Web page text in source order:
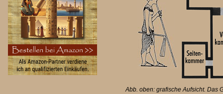
Abb. oben: grafische Aufsicht. Das